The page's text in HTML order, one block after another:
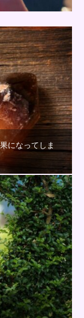
になってしま